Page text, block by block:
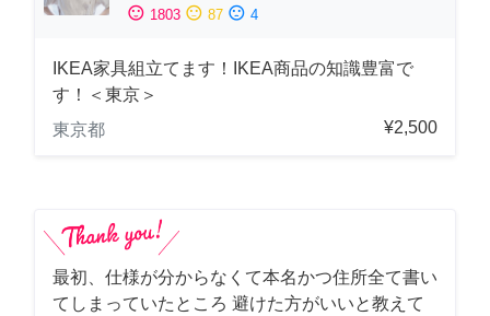
sentiment_satisfied 1803 sentiment_neutral 87 sentiment_dissatisfied 4
IKEA家具組立てます！IKEA商品の知識豊富で
す！＜東京＞
東京都
¥2,500
最初、仕様が分からなくて本名かつ住所全て書い
てしまっていたところ 避けた方がいいと教えて